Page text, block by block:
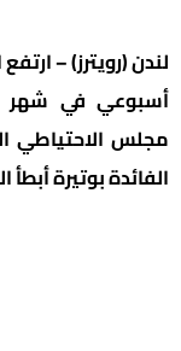
لندن (رويترز) –
أسبوعي في شهر
مجلس الاحتياطي
الفائدة بوتيرة أبطأ